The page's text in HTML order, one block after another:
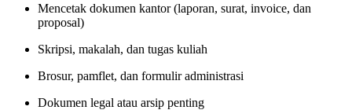
Mencetak dokumen kantor (laporan, surat, invoice, dan
proposal)
Skripsi, makalah, dan tugas kuliah
Brosur, pamflet, dan formulir administrasi
Dokumen legal atau arsip penting